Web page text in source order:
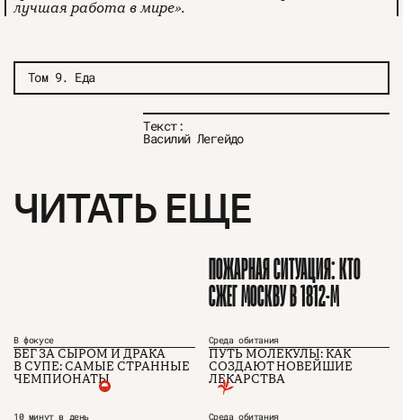
Том 9. Еда
Текст:
Василий Легейдо
лучшая работа в мире».
ЧИТАТЬ ЕЩЕ
ПОЖАРНАЯ СИТУАЦИЯ: КТО
СЖЕГ МОСКВУ В 1812-М
В фокусе
БЕГ ЗА СЫРОМ И ДРАКА
В СУПЕ: САМЫЕ СТРАННЫЕ
ЧЕМПИОНАТЫ
Среда обитания
ПУТЬ МОЛЕКУЛЫ: КАК
СОЗДАЮТ НОВЕЙШИЕ
ЛЕКАРСТВА
10 минут в день Среда обитания